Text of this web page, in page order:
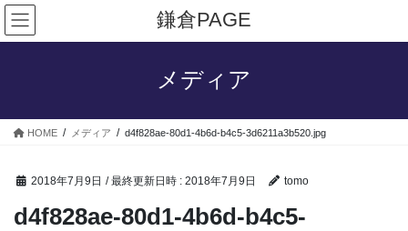
コ
ン
テ
ス
ナ
ビ
ゲ
ン
鎌倉PAGE
メディア
HOME メディア d4f828ae-80d1-4b6d-b4c5-3d6211a3b520.jpg
2018年7月9日 / 最終更新日時 : 2018年7月9日 tomo
d4f828ae-80d1-4b6d-b4c5-